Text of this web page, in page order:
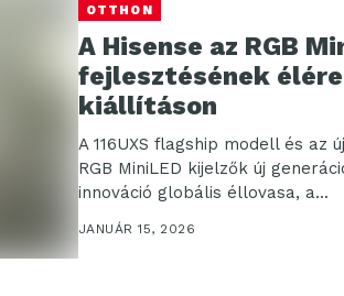
OTTHON
A Hisense az RGB
fejlesztésének élére
kiállításon
A 116UXS flagship modell és az
RGB MiniLED kijelzők új
innováció globális éllovasa, a...
JANUÁR 15, 2026